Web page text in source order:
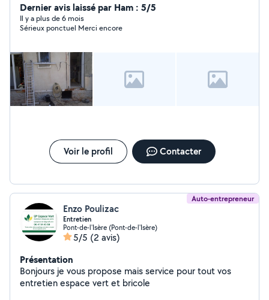
Nettoyage......
Dernier avis laissé par Ham : 5/5
Il y a plus de 6 mois
Sérieux ponctuel Merci encore
Voir le profil Contacter
Auto-entrepreneur
Enzo Poulizac
Entretien
Pont-de-l'Isère (Pont-de-l'Isère)
5/5 (2 avis)
Présentation
Bonjours je vous propose mais service pour tout vos
entretien espace vert et bricole